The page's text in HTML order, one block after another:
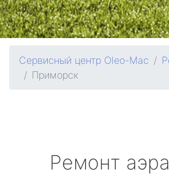
Сервисный центр Oleo-Mac
Приморск
Ремонт